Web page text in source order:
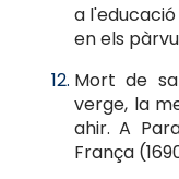
a
en els
Mort de
verge, la
ahir. A
França